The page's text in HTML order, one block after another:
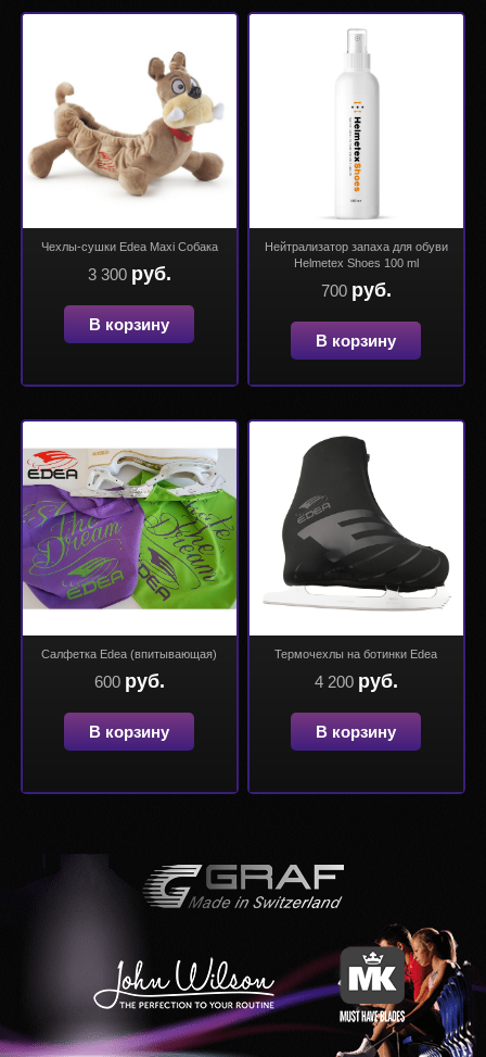
Чехлы-сушки Edea Maxi Собака
3 300 руб.
В корзину
Нейтрализатор запаха для обуви
Helmetex Shoes 100 ml
700 руб.
В корзину
Салфетка Edea (впитывающая)
600 руб.
В корзину
Термочехлы на ботинки Edea
4 200 руб.
В корзину